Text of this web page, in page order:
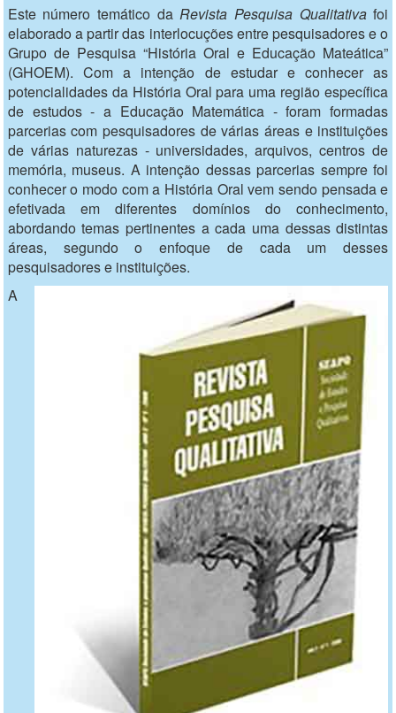
Este número temático daRevista Pesquisa Qualitativafoi
elaborado a partir das interlocuções entre pesquisadores e o
Grupo de Pesquisa “História Oral e Educação Mateática”
(GHOEM). Com a intenção de estudar e conhecer as
potencialidades da História Oral para uma região específica
de estudos - a Educação Matemática - foram formadas
parcerias com pesquisadores de várias áreas e instituições
de várias naturezas - universidades, arquivos, centros de
memória, museus. A intenção dessas parcerias sempre foi
conhecer o modo com a História Oral vem sendo pensada e
efetivada em diferentes domínios do conhecimento,
abordando temas pertinentes a cada uma dessas distintas
áreas, segundo o enfoque de cada um desses
pesquisadores e instituições.
A